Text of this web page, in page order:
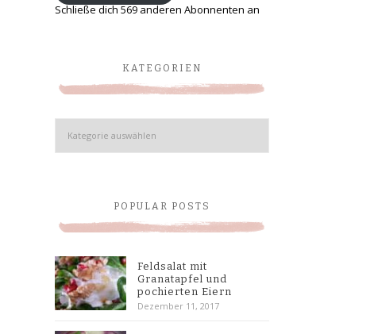
Schließe dich 569 anderen Abonnenten an
KATEGORIEN
Kategorien
POPULAR POSTS
Feldsalat mit
Granatapfel und
pochierten Eiern
Dezember 11, 2017